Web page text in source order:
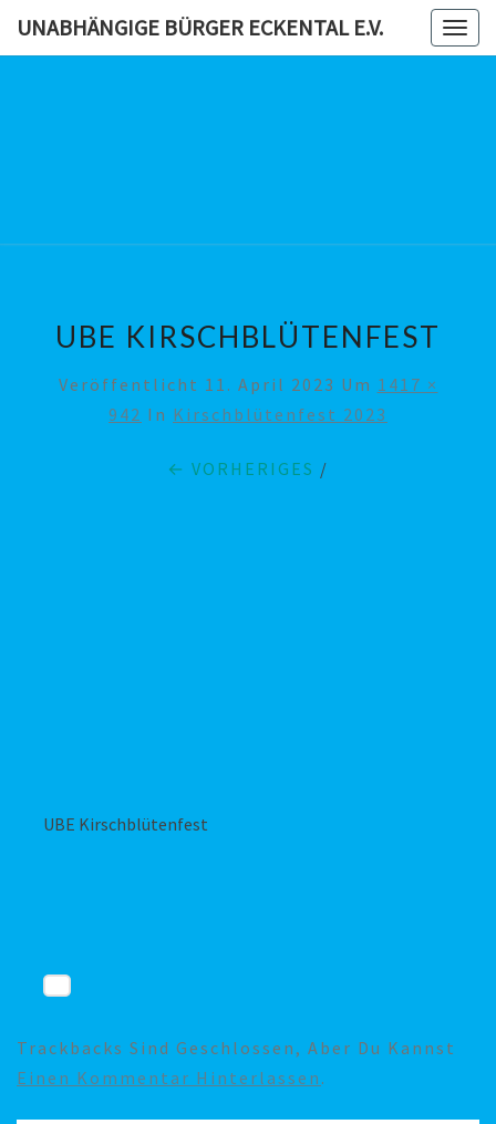
UNABHÄNGIGE BÜRGER ECKENTAL E.V.
UBE KIRSCHBLÜTENFEST
Veröffentlicht 11. April 2023 Um 1417 ×
942 In Kirschblütenfest 2023
← VORHERIGES /
UBE Kirschblütenfest
Trackbacks Sind Geschlossen, Aber Du Kannst
Einen Kommentar Hinterlassen .